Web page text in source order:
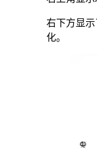
右下方显
化。